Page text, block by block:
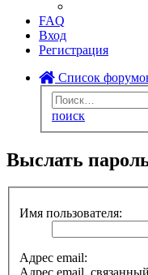
FAQ
Вход
Регистрация
Список
поиск
Выслать
Имя пользователя:
Адрес email:
Адрес email,